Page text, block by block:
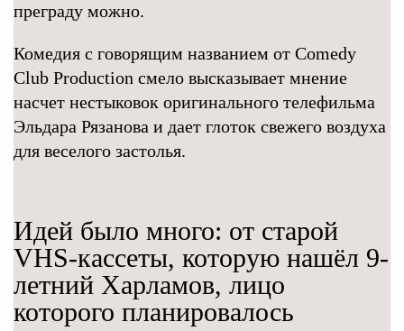
преграду можно.
Комедия с говорящим названием от Comedy
Club Production смело высказывает мнение
насчет нестыковок оригинального телефильма
Эльдара Рязанова и дает глоток свежего воздуха
для веселого застолья.
Идей было много: от старой
VHS-кассеты, которую нашёл 9-
летний Харламов, лицо
которого планировалось